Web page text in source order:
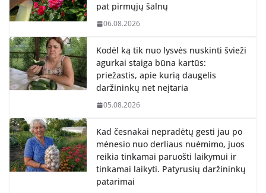
pat pirmųjų šalnų
06.08.2026
Kodėl ką tik nuo lysvės nuskinti švieži
agurkai staiga būna kartūs:
priežastis, apie kurią daugelis
daržininkų net neįtaria
05.08.2026
Kad česnakai nepradėtų gesti jau po
mėnesio nuo derliaus nuėmimo, juos
reikia tinkamai paruošti laikymui ir
tinkamai laikyti. Patyrusių daržininkų
patarimai